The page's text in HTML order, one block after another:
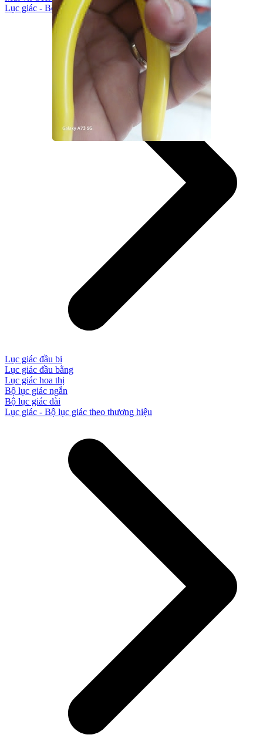
Lục giác - Bộ lục giác theo loại
Lục giác đầu bi
Lục giác đầu bằng
Lục giác hoa thị
Bộ lục giác ngắn
Bộ lục giác dài
Lục giác - Bộ lục giác theo thương hiệu